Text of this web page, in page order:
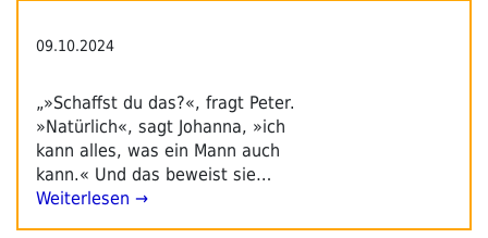
09.10.2024
„»Schaffst du das?«, fragt Peter.
»Natürlich«, sagt Johanna, »ich
kann alles, was ein Mann auch
kann.« Und das beweist sie…
Weiterlesen →